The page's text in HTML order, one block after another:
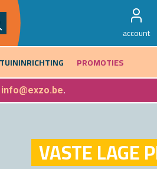
account
TUININRICHTING PROMOTIES
info@exzo.be.
VASTE LAGE